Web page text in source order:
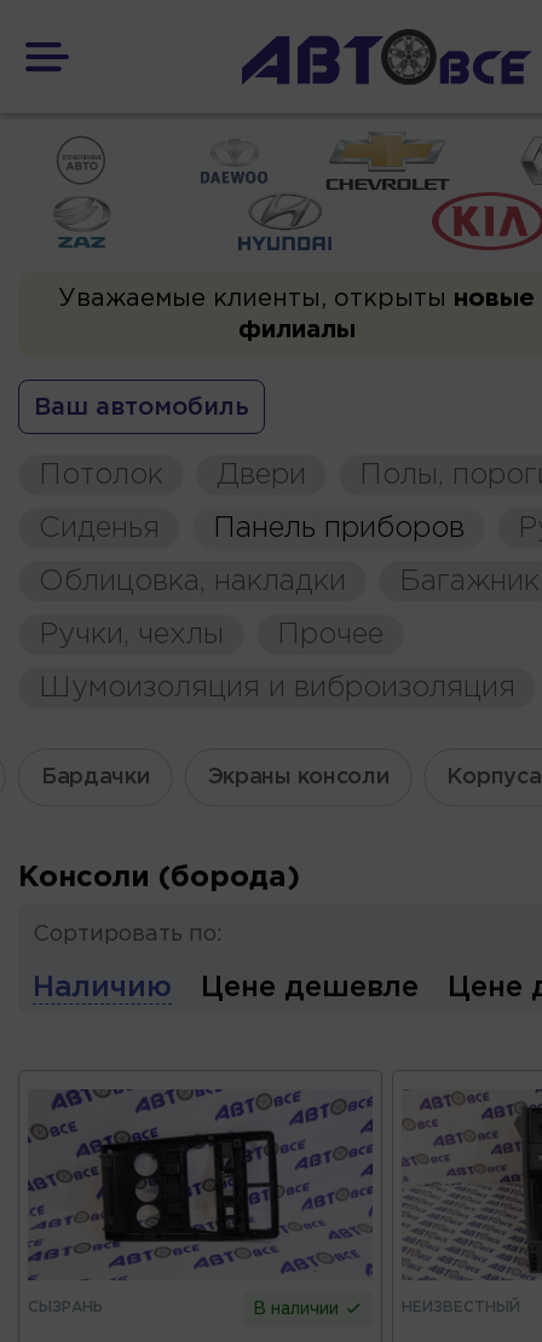
Уважаемые клиенты, открыты новые
филиалы
Ваш автомобиль
Потолок Двери
Полы,
Сиденья
Панель приборов
Облицовка, накладки
Багажник
Ручки, чехлы
Прочее
Шумоизоляция и виброизоляция
Бардачки Экраны консоли
Консоли (борода)
Сортировать по:
Наличию Цене дешевле Цене
СЫЗРАНЬ В наличии НЕИЗВЕСТНЫЙ